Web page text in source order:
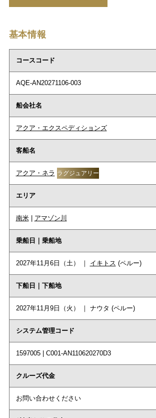
基本情報
コースコード
AQE-AN20271106-003
船会社名
アクア・エクスペディションズ
客船名
アクア・ネラ ラグジュアリー
エリア
南米| アマゾン川
乗船日｜乗船地
2027年11月6日（土） ｜ イキトス (ペルー)
下船日｜下船地
2027年11月9日（火） ｜ ナウタ (ペルー)
システム管理コード
1597005 | C001-AN110620270D3
クルーズ代金
お問い合わせください